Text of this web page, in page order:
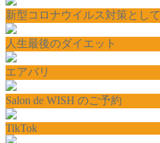
新型コロナウイルス対策として
人生最後のダイエット
エアバリ
Salon de WISH のご予約
TikTok